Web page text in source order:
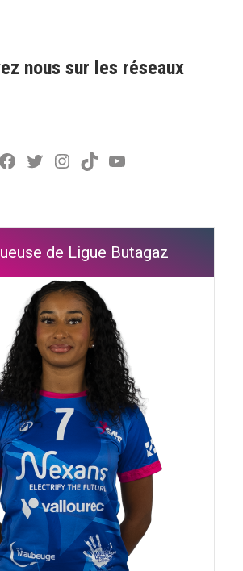
nous sur les réseaux
Facebook
Twitter
Instagram
TikTokYouTube
de Ligue Butagaz